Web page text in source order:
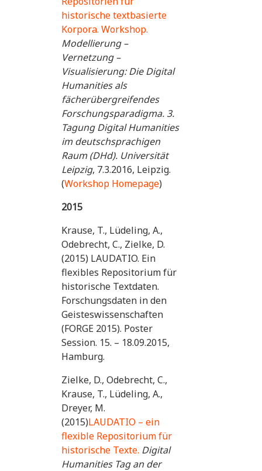
historische textbasierte
Korpora. Workshop.
Modellierung –
Vernetzung –
Visualisierung: Die Digital
Humanities als
fächerübergreifendes
Forschungsparadigma. 3.
Tagung Digital Humanities
im deutschsprachigen
Raum (DHd). Universität
Leipzig, 7.3.2016, Leipzig.
(Workshop Homepage)
2015
Krause, T., Lüdeling, A.,
Odebrecht, C., Zielke, D.
(2015) LAUDATIO. Ein
flexibles Repositorium für
historische Textdaten.
Forschungsdaten in den
Geisteswissenschaften
(FORGE 2015). Poster
Session. 15. – 18.09.2015,
Hamburg.
Zielke, D., Odebrecht, C.,
Krause, T., Lüdeling, A.,
Dreyer, M.
(2015)LAUDATIO – ein
flexible Repositorium für
historische Texte. Digital
Humanities Tag an der